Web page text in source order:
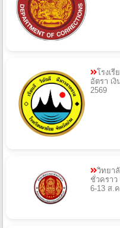
โรงเ
อัตรา เ
2569
วิทยา
ชั่วคราว
6-13 ส.